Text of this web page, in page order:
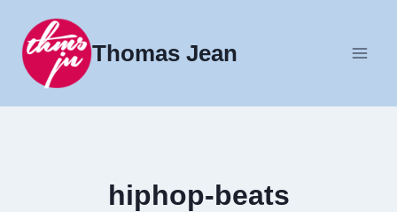
indhold
Thomas Jean
hiphop-beats